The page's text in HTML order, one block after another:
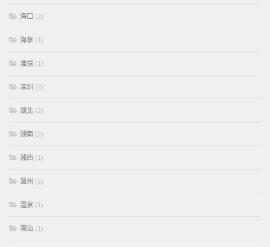
海口 (2)
海寧 (1)
淮揚 (1)
深圳 (2)
湖北 (2)
湖南 (2)
湘西 (1)
溫州 (2)
溫泉 (1)
潮汕 (1)